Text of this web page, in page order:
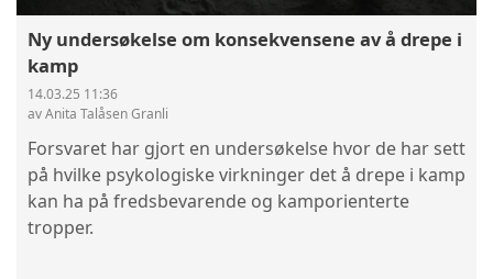
Ny undersøkelse om konsekvensene av å drepe i
kamp
14.03.25 11:36
av Anita Talåsen Granli
Forsvaret har gjort en undersøkelse hvor de har sett
på hvilke psykologiske virkninger det å drepe i kamp
kan ha på fredsbevarende og kamporienterte
tropper.